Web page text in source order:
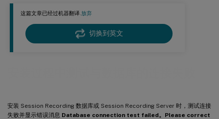
这篇文章已经过机器翻译.放弃
切换到英文
安装 Session Recording 数据库或 Session Recording Server 时，测试连接
失败并显示错误消息 Database connection test failed。Please correct